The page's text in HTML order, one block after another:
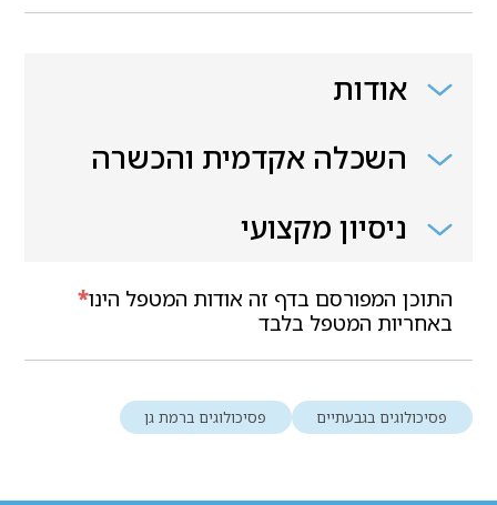
אודות
השכלה אקדמית והכשרה
ניסיון מקצועי
*התוכן המפורסם בדף זה אודות המטפל הינו
באחריות המטפל בלבד
פסיכולוגים בגבעתיים פסיכולוגים ברמת גן